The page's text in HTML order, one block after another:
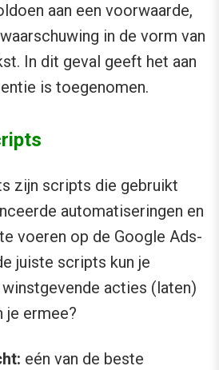
aan een voorwaarde,
in de vorm van
In dit geval geeft het aan
is toegenomen.
zijn scripts die gebruikt
automatiseringen en
voeren op de Google Ads-
juiste scripts kun je
acties (laten)
je ermee?
eén van de beste